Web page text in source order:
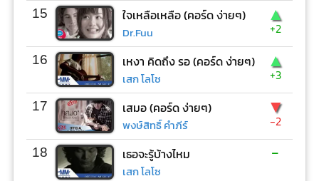
15 ใจเหลือเหลือ (คอร์ด ง่ายๆ)
Dr.Fuu
▲
+2
16 เหงา คิดถึง รอ (คอร์ด ง่ายๆ)
เสก โลโซ
▲
+3
17 เสมอ (คอร์ด ง่ายๆ)
พงษ์สิทธิ์ คำภีร์
▼
-2
18 เธอจะรู้บ้างไหม
เสก โลโซ
-